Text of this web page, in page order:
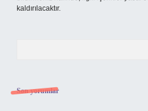
kaldırılacaktır.
Son yorumlar